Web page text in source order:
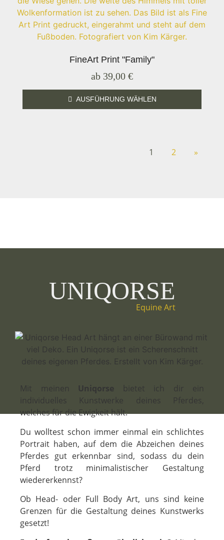
FineArt Print "Family"
ab 39,00 €
AUSFÜHRUNG WÄHLEN
1 2 »
UNIQORSE
Equine Art
Mit meinen Uniqorse bietet ich dir ein
individuelles Kunstwerke deines Pferdes,
welches für die Ewigkeit hält.
Du wolltest schon immer einmal ein schlichtes
Portrait haben, auf dem die Abzeichen deines
Pferdes gut erkennbar sind, sodass du dein
Pferd trotz minimalistischer Gestaltung
wiedererkennst?
Ob Head- oder Full Body Art, uns sind keine
Grenzen für die Gestaltung deines Kunstwerks
gesetzt!